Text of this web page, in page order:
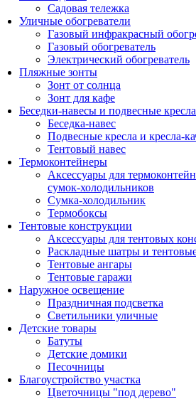
Садовая тележка
Уличные обогреватели
Газовый инфракрасный
Газовый обогреватель
Электрический обогреватель
Пляжные зонты
Зонт от солнца
Зонт для кафе
Беседки-навесы и подвесные кресла
Беседка-навес
Подвесные кресла и кресла-
Тентовый навес
Термоконтейнеры
Аксессуары для
сумок-холодильников
Сумка-холодильник
Термобоксы
Тентовые конструкции
Аксессуары для тентовых
Раскладные шатры и
Тентовые ангары
Тентовые гаражи
Наружное освещение
Праздничная подсветка
Светильники уличные
Детские товары
Батуты
Детские домики
Песочницы
Благоустройство участка
Цветочницы "под дерево"